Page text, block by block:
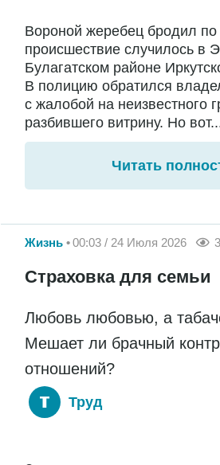
Вороной жеребец бродил
происшествие случилось в
Булагатском районе
В полицию обратился
с жалобой на неизвестного
разбившего витрину. Но
Читать
Жизнь 00:03 / 24 Июля 2026
Страховка для семьи
Любовь любовью, а
Мешает ли брачный
отношений?
Труд